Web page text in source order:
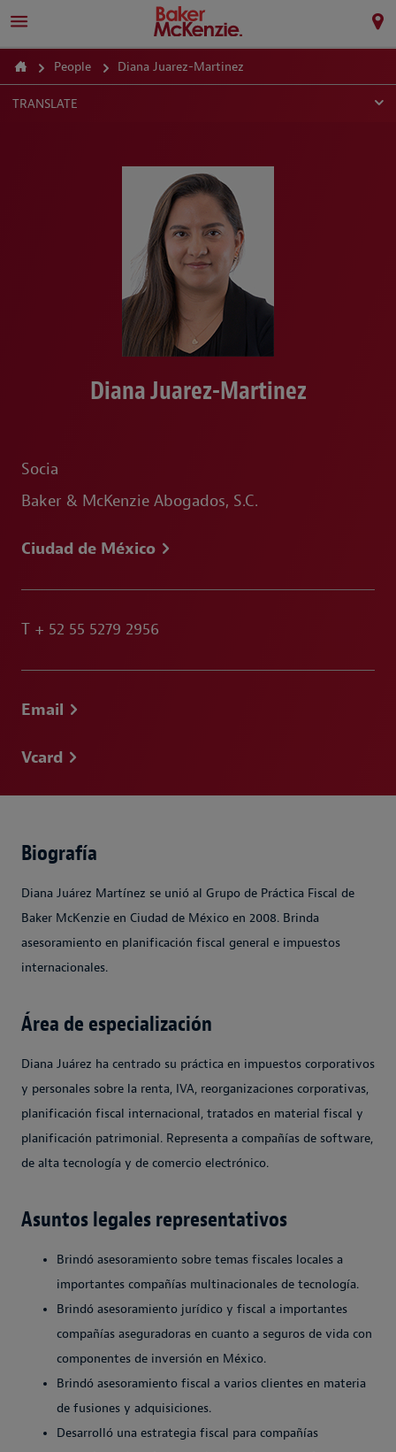
People Diana Juarez-Martinez
TRANSLATE
Diana Juarez-Martinez
Socia
Baker & McKenzie Abogados, S.C.
Ciudad de México
T + 52 55 5279 2956
Email
Vcard
Biografía
Diana Juárez Martínez se unió al Grupo de Práctica Fiscal de
Baker McKenzie en Ciudad de México en 2008. Brinda
asesoramiento en planificación fiscal general e impuestos
internacionales.
Área de especialización
Diana Juárez ha centrado su práctica en impuestos corporativos
y personales sobre la renta, IVA, reorganizaciones corporativas,
planificación fiscal internacional, tratados en material fiscal y
planificación patrimonial. Representa a compañías de software,
de alta tecnología y de comercio electrónico.
Asuntos legales representativos
Brindó asesoramiento sobre temas fiscales locales a
importantes compañías multinacionales de tecnología.
Brindó asesoramiento jurídico y fiscal a importantes
compañías aseguradoras en cuanto a seguros de vida con
componentes de inversión en México.
Brindó asesoramiento fiscal a varios clientes en materia
de fusiones y adquisiciones.
Desarrolló una estrategia fiscal para compañías